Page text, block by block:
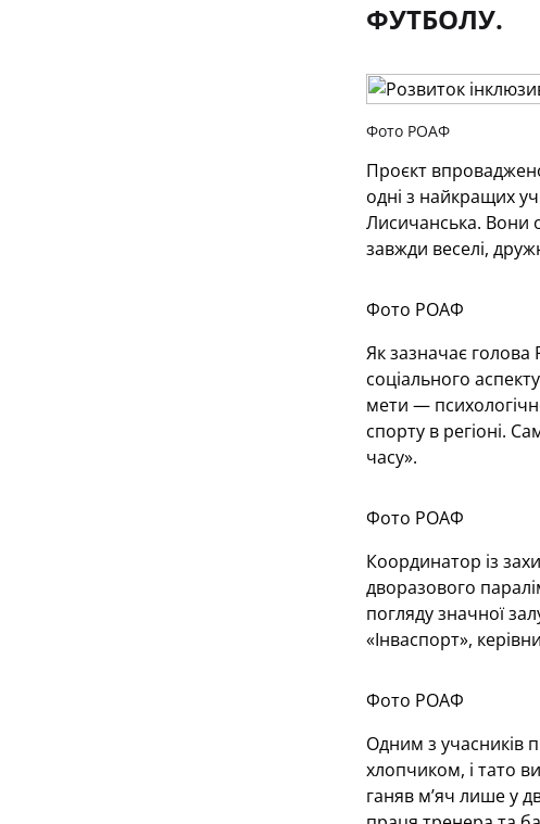
ФУТБОЛУ.
Фото РОАФ
Проєкт
одні з найкращих
Лисичанська. Вони
завжди веселі,
Фото РОАФ
Як зазначає голова
соціального
мети —
спорту в регіоні.
часу».
Фото РОАФ
Координатор із
дворазового
погляду значної
«Інваспорт»,
Фото РОАФ
Одним з учасників
хлопчиком, і тато
ганяв м’яч лише у